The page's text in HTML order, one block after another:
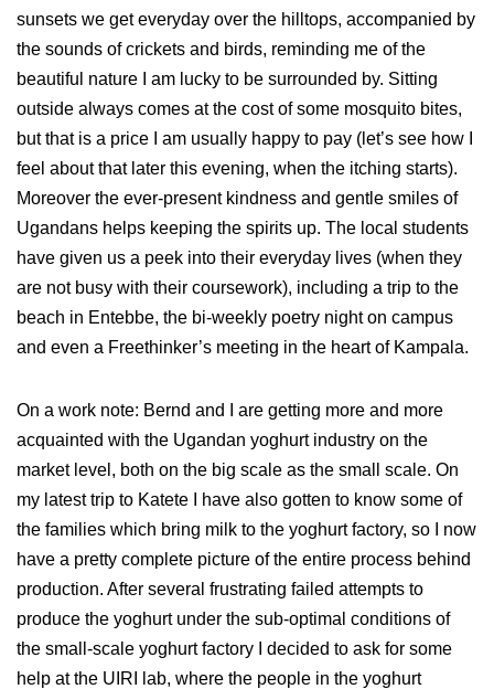
sunsets we get everyday over the hilltops, accompanied by
the sounds of crickets and birds, reminding me of the
beautiful nature I am lucky to be surrounded by. Sitting
outside always comes at the cost of some mosquito bites,
but that is a price I am usually happy to pay (let’s see how I
feel about that later this evening, when the itching starts).
Moreover the ever-present kindness and gentle smiles of
Ugandans helps keeping the spirits up. The local students
have given us a peek into their everyday lives (when they
are not busy with their coursework), including a trip to the
beach in Entebbe, the bi-weekly poetry night on campus
and even a Freethinker’s meeting in the heart of Kampala.
On a work note: Bernd and I are getting more and more
acquainted with the Ugandan yoghurt industry on the
market level, both on the big scale as the small scale. On
my latest trip to Katete I have also gotten to know some of
the families which bring milk to the yoghurt factory, so I now
have a pretty complete picture of the entire process behind
production. After several frustrating failed attempts to
produce the yoghurt under the sub-optimal conditions of
the small-scale yoghurt factory I decided to ask for some
help at the UIRI lab, where the people in the yoghurt